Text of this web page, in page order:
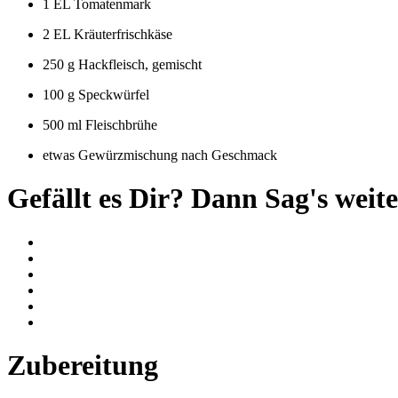
1 EL Tomatenmark
2 EL Kräuterfrischkäse
250 g Hackfleisch, gemischt
100 g Speckwürfel
500 ml Fleischbrühe
etwas Gewürzmischung nach Geschmack
Gefällt es Dir? Dann Sag's
Zubereitung